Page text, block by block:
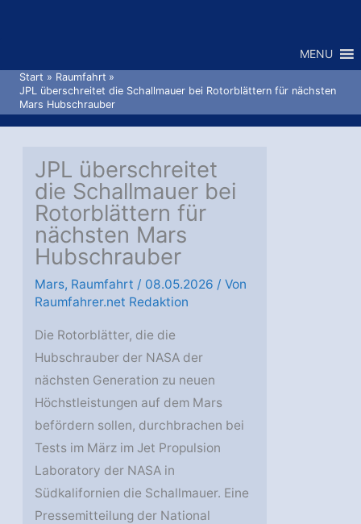
MENU
Start
Raumfahrt
JPL überschreitet die Schallmauer bei Rotorblättern für nächsten
Mars Hubschrauber
JPL überschreitet
die Schallmauer bei
Rotorblättern für
nächsten Mars
Hubschrauber
Mars, Raumfahrt / 08.05.2026 / Von
Raumfahrer.net Redaktion
Die Rotorblätter, die die
Hubschrauber der NASA der
nächsten Generation zu neuen
Höchstleistungen auf dem Mars
befördern sollen, durchbrachen bei
Tests im März im Jet Propulsion
Laboratory der NASA in
Südkalifornien die Schallmauer. Eine
Pressemitteilung der National